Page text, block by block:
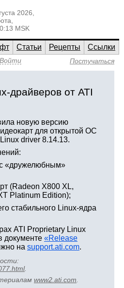
2026,
MSK
Статьи Рецепты
Ссылки
Войти Постучаться
драйверов от ATI
новую версию
для открытой ОС
driver 8.14.13.
«дружелюбным»
(Radeon X800 XL,
Platinum Edition);
стабильного Linux-ядра
ATI Proprietary Linux
документе «Release
на support.ati.com.
.
www2.ati.com